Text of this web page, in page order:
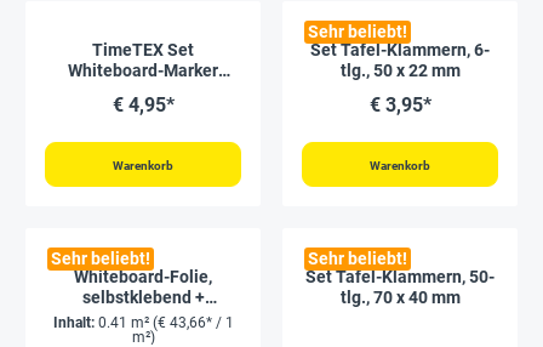
TimeTEX Set
Whiteboard-Marker
€ 4,95*
Warenkorb
Sehr beliebt!
Set Tafel-Klammern, 6-
tlg., 50 x 22 mm
€ 3,95*
Warenkorb
Sehr beliebt!
Whiteboard-Folie,
selbstklebend +
magnethaftend
Inhalt: 0.41 m² (€ 43,66* / 1
m²)
Sehr beliebt!
Set Tafel-Klammern, 50-
tlg., 70 x 40 mm